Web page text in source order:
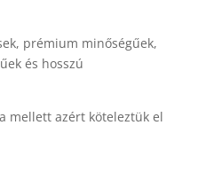
prémium minőségűek,
és hosszú
mellett azért köteleztük el